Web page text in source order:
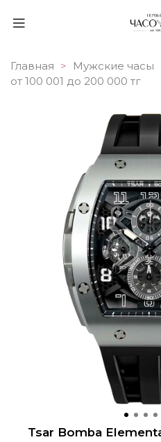
Главная Мужские часы
от 100 001 до 200 000 тг
Tsar Bomba